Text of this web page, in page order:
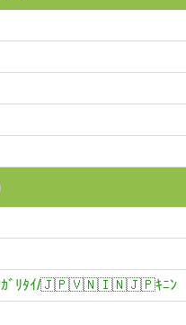
ﾂﾅｶﾞﾘﾀｲ/🇯🇵🇻🇳🇮🇳🇯🇵ｷﾆﾝ